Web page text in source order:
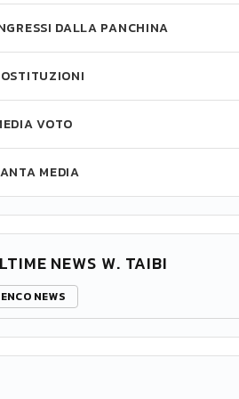
DALLA PANCHINA
VOTO
MEDIA
NEWS W. TAIBI
NEWS